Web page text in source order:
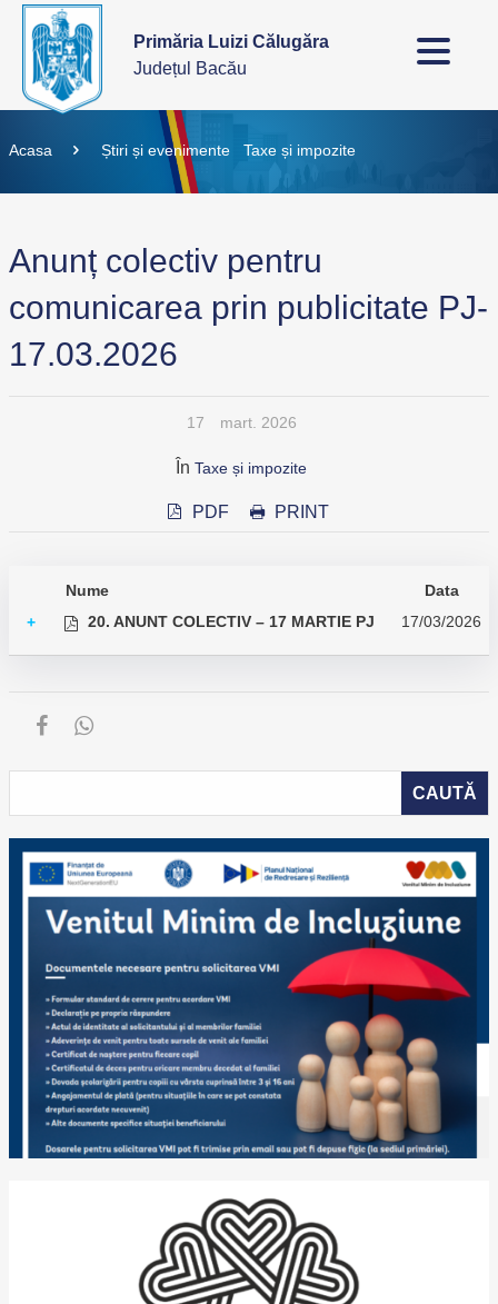
Primăria Luizi Călugăra
Județul Bacău
Acasa Știri și evenimente Taxe și impozite
Anunț colectiv pentru
comunicarea prin publicitate PJ-
17.03.2026
17 mart. 2026
În Taxe și impozite
PDF PRINT
Nume
Data
+
20. ANUNT COLECTIV – 17 MARTIE PJ 17/03/2026